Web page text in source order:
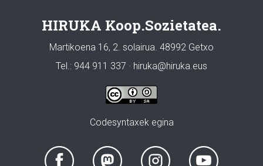
HIRUKA Koop.Sozietatea.
Martikoena 16, 2. solairua. 48992 Getxo
Tel.: 944 911 337 · hiruka@hiruka.eus
Codesyntaxek egina